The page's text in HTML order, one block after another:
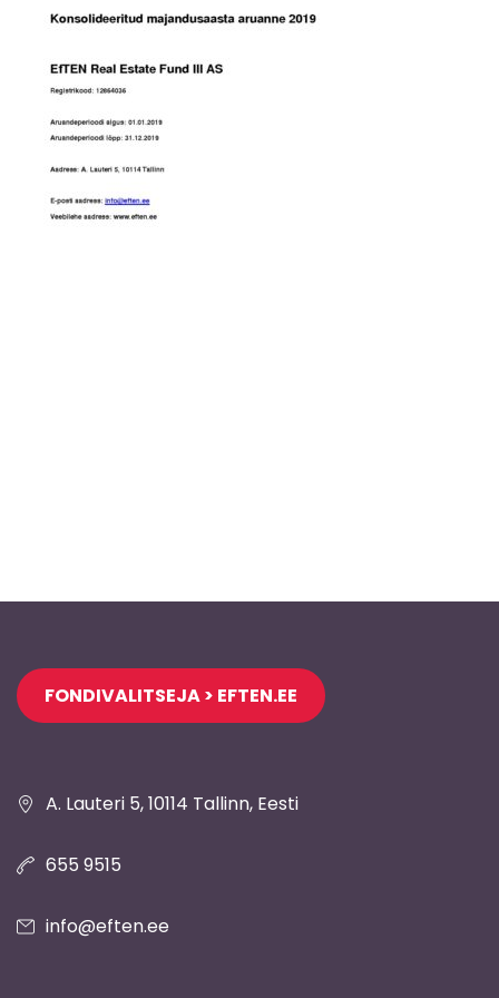
Jaluse
navigatsioon
A. Lauteri 5, 10114 Tallinn, Eesti
FONDIVALITSEJA > EFTEN.EE
655 9515
info@eften.ee